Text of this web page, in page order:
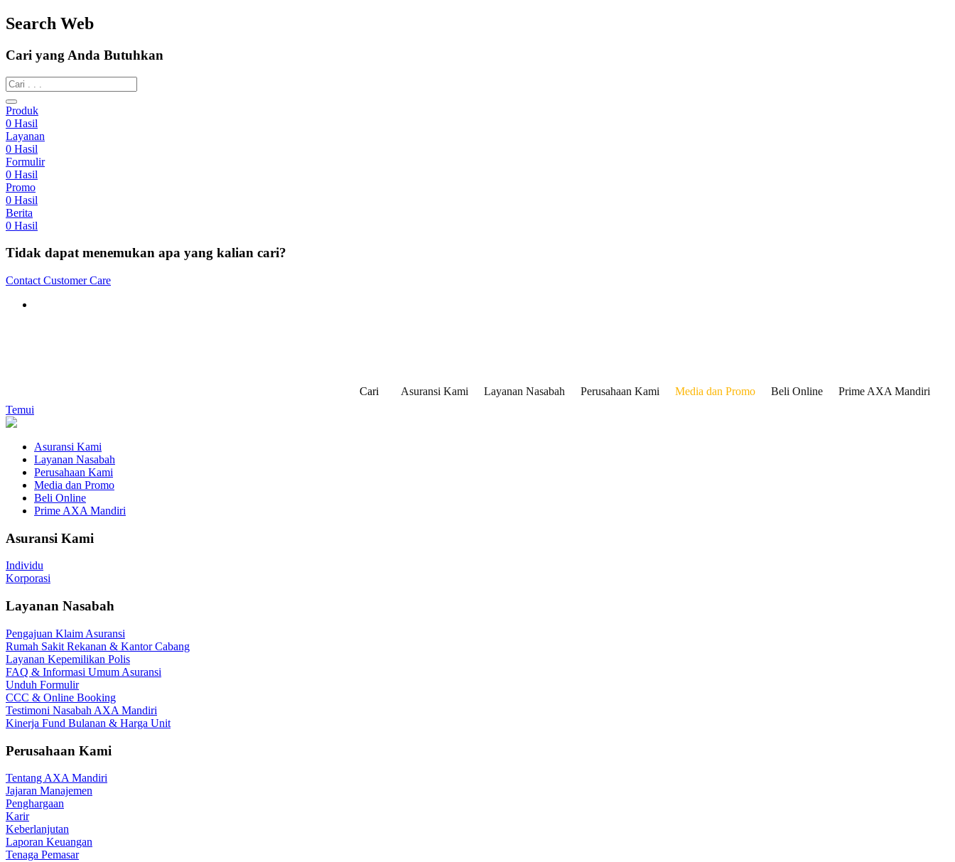
Search Web
Cari yang Anda Butuhkan
Produk
0 Hasil
Layanan
0 Hasil
Formulir
0 Hasil
Promo
0 Hasil
Berita
0 Hasil
Tidak dapat menemukan apa yang kalian cari?
Contact Customer Care
Cari Asuransi Kami Layanan Nasabah Perusahaan Kami Media dan Promo Beli Online
Prime AXA Mandiri
Temui
Asuransi Kami
Layanan Nasabah
Perusahaan Kami
Media dan Promo
Beli Online
Prime AXA Mandiri
Asuransi Kami
Individu
Korporasi
Layanan Nasabah
Pengajuan Klaim Asuransi
Rumah Sakit Rekanan & Kantor Cabang
Layanan Kepemilikan Polis
FAQ & Informasi Umum Asuransi
Unduh Formulir
CCC & Online Booking
Testimoni Nasabah AXA Mandiri
Kinerja Fund Bulanan & Harga Unit
Perusahaan Kami
Tentang AXA Mandiri
Jajaran Manajemen
Penghargaan
Karir
Keberlanjutan
Laporan Keuangan
Tenaga Pemasar